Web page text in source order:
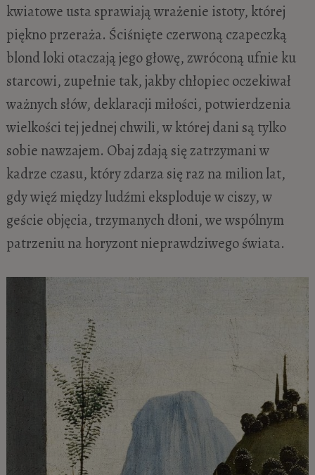
kwiatowe usta sprawiają wrażenie istoty, której
piękno przeraża. Ściśnięte czerwoną czapeczką
blond loki otaczają jego głowę, zwróconą ufnie ku
starcowi, zupełnie tak, jakby chłopiec oczekiwał
ważnych słów, deklaracji miłości, potwierdzenia
wielkości tej jednej chwili, w której dani są tylko
sobie nawzajem. Obaj zdają się zatrzymani w
kadrze czasu, który zdarza się raz na milion lat,
gdy więź między ludźmi eksploduje w ciszy, w
geście objęcia, trzymanych dłoni, we wspólnym
patrzeniu na horyzont nieprawdziwego świata.